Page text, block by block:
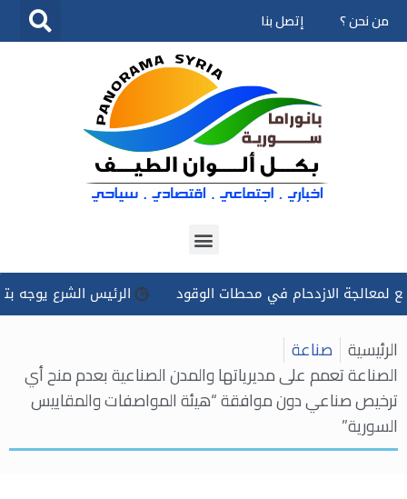
تخطى
من نحن ؟ إتصل بنا
الازدحام في محطات الوقود الرئيس الشرع يوجه بتسخير
الرئيسية صناعة
الصناعة تعمم على مديرياتها والمدن الصناعية بعدم منح أي
ترخيص صناعي دون موافقة “هيئة المواصفات والمقاييس
السورية”